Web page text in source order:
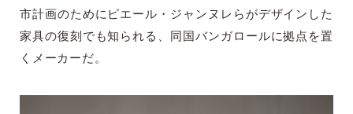
市計画のためにピエール・ジャンヌレらがデザインした
家具の復刻でも知られる、同国バンガロールに拠点を置
くメーカーだ。